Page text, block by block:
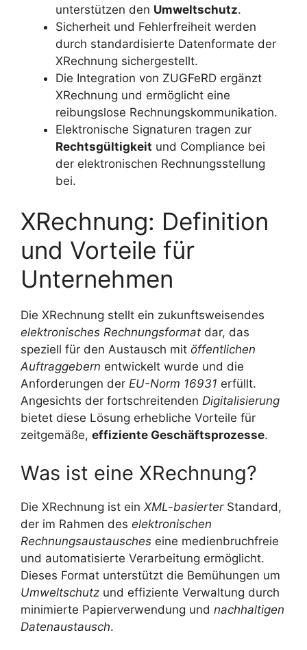
unterstützen den Umweltschutz.
Sicherheit und Fehlerfreiheit werden
durch standardisierte Datenformate der
XRechnung sichergestellt.
Die Integration von ZUGFeRD ergänzt
XRechnung und ermöglicht eine
reibungslose Rechnungskommunikation.
Elektronische Signaturen tragen zur
Rechtsgültigkeit und Compliance bei
der elektronischen Rechnungsstellung
bei.
XRechnung: Definition
und Vorteile für
Unternehmen
Die XRechnung stellt ein zukunftsweisendes
elektronisches Rechnungsformat dar, das
speziell für den Austausch mit öffentlichen
Auftraggebern entwickelt wurde und die
Anforderungen der EU-Norm 16931 erfüllt.
Angesichts der fortschreitenden Digitalisierung
bietet diese Lösung erhebliche Vorteile für
zeitgemäße, effiziente Geschäftsprozesse.
Was ist eine XRechnung?
Die XRechnung ist ein XML-basierterStandard,
der im Rahmen des elektronischen
Rechnungsaustausches eine medienbruchfreie
und automatisierte Verarbeitung ermöglicht.
Dieses Format unterstützt die Bemühungen um
Umweltschutz und effiziente Verwaltung durch
minimierte Papierverwendung und nachhaltigen
Datenaustausch.